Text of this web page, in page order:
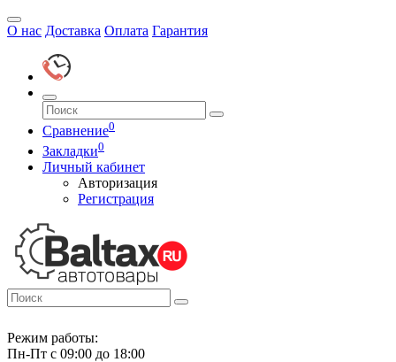
О нас Доставка Оплата Гарантия
Сравнение0
Закладки0
Личный кабинет
Авторизация
Регистрация
Режим работы:
Пн-Пт с 09:00 до 18:00